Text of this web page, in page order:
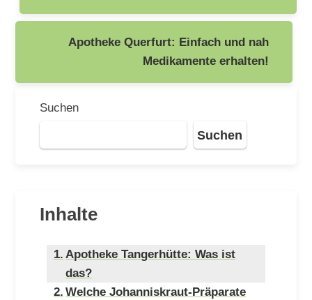
Apotheke Querfurt: Einfach und nah
Medikamente erhalten!
Suchen
Suchen
Inhalte
Apotheke Tangerhütte: Was ist
das?
Welche Johanniskraut-Präparate